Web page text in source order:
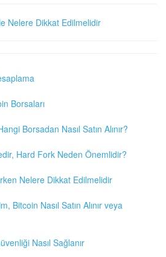
Nelere Dikkat Edilmelidir
Borsaları
Borsadan Nasıl Satın Alınır?
Hard Fork Neden Önemlidir?
Nelere Dikkat Edilmelidir
Bitcoin Nasıl Satın Alınır veya
Nasıl Sağlanır